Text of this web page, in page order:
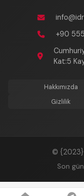
+90
Kat:5
Hakkımızda
Gizlilik
© {2023}
Son